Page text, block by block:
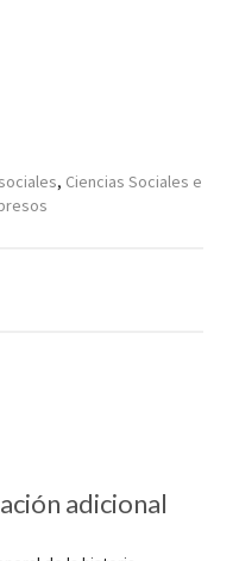
, Ciencias Sociales e
adicional